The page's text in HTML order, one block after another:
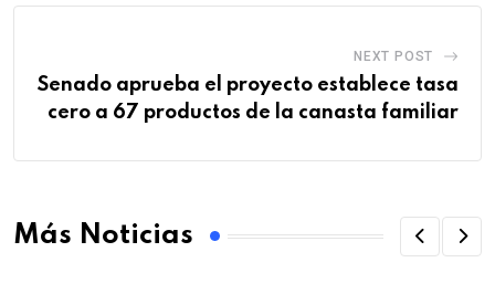
NEXT POST
Senado aprueba el proyecto establece tasa
cero a 67 productos de la canasta familiar
Más Noticias